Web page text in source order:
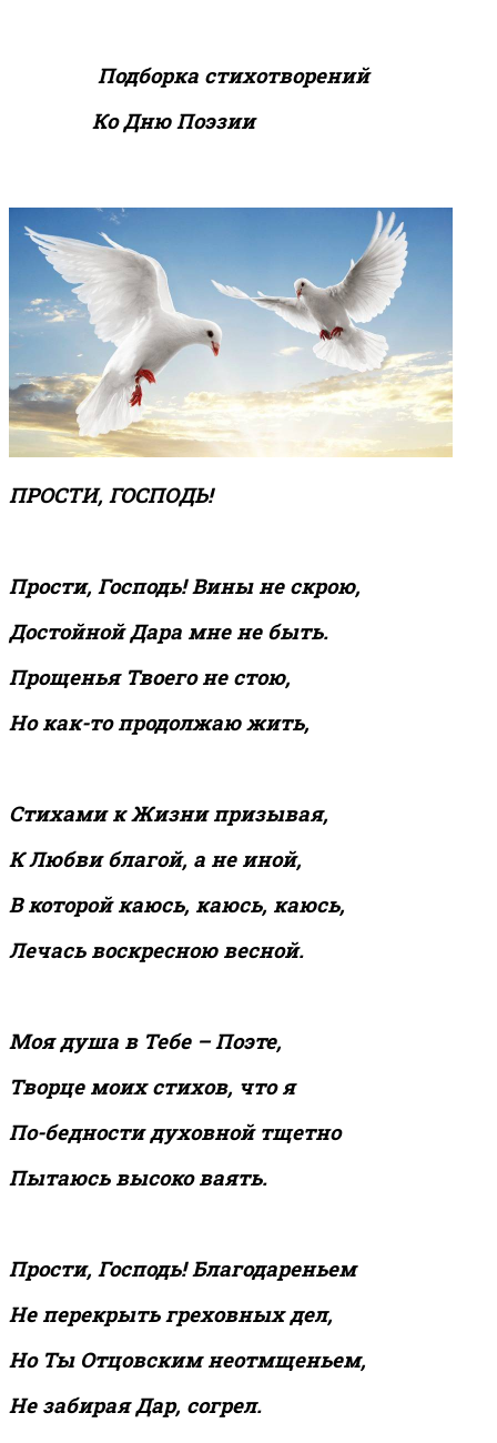
Подборка стихотворений
Ко Дню Поэзии
ПРОСТИ, ГОСПОДЬ!
Прости, Господь! Вины не скрою,
Достойной Дара мне не быть.
Прощенья Твоего не стою,
Но как-то продолжаю жить,
Стихами к Жизни призывая,
К Любви благой, а не иной,
В которой каюсь, каюсь, каюсь,
Лечась воскресною весной.
Моя душа в Тебе – Поэте,
Творце моих стихов, что я
По-бедности духовной тщетно
Пытаюсь высоко ваять.
Прости, Господь! Благодареньем
Не перекрыть греховных дел,
Но Ты Отцовским неотмщеньем,
Не забирая Дар, согрел.